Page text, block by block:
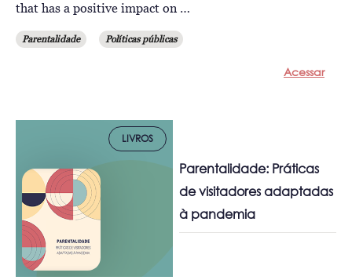
that has a positive impact on …
Parentalidade Políticas públicas
Acessar
LIVROS
Parentalidade: Práticas
de visitadores adaptadas
à pandemia